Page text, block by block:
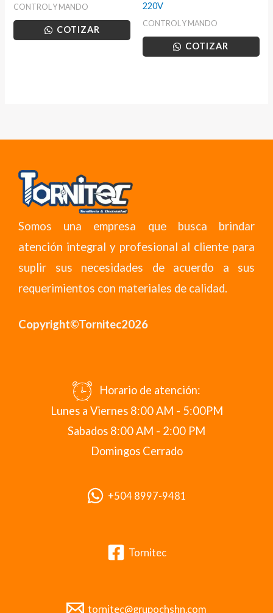
CONTROL Y MANDO
COTIZAR
220V
CONTROL Y MANDO
COTIZAR
Somos una empresa que busca brindar
atención integral y profesional al cliente para
suplir sus necesidades de acuerdo a sus
requerimientos con materiales de calidad.
Copyright©Tornitec2026
Horario de atención:
Lunes a Viernes 8:00 AM - 5:00PM
Sabados 8:00 AM - 2:00 PM
Domingos Cerrado
+504 8997-9481
Tornitec
tornitec@grupochshn.com